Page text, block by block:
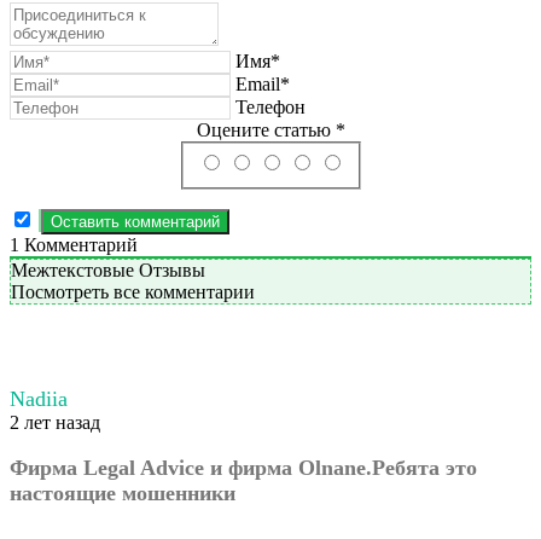
Имя*
Email*
Телефон
Оцените статью *
1 Комментарий
Межтекстовые Отзывы
Посмотреть все комментарии
Nadiia
2 лет назад
Фирма Legal Advice и фирма Olnane.Ребята это
настоящие мошенники